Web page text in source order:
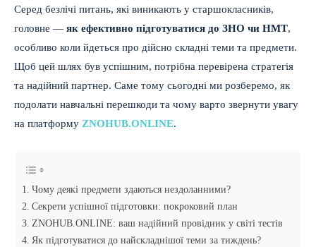
Серед безлічі питань, які виникають у старшокласників,
головне — як ефективно підготуватися до ЗНО чи НМТ,
особливо коли йдеться про дійсно складні теми та предмети.
Щоб цей шлях був успішним, потрібна перевірена стратегія
та надійний партнер. Саме тому сьогодні ми розберемо, як
подолати навчальні перешкоди та чому варто звернути увагу
на платформу ZNOHUB.ONLINE.
Чому деякі предмети здаються нездоланними?
Секрети успішної підготовки: покроковий план
ZNOHUB.ONLINE: ваш надійний провідник у світі тестів
Як підготуватися до найскладнішої теми за тиждень?